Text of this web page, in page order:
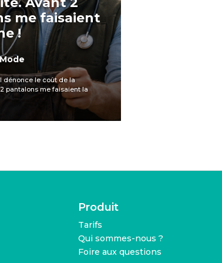
me faisaient
!
dénonce le coût de la
pantalons me faisaient la
Produit
Tarifs
Qui sommes-nous ?
Foire aux questions